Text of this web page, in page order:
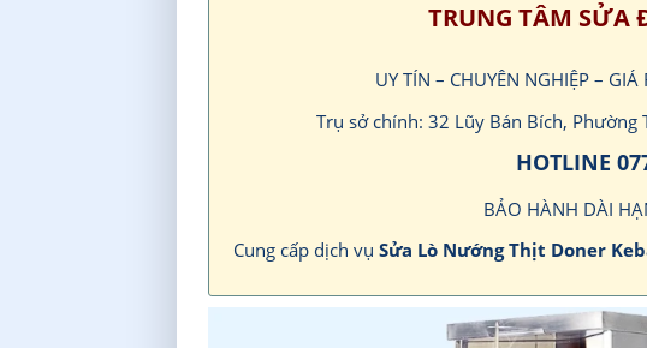
TRUNG TÂM SỬA
UY TÍN – CHUYÊN NGHIỆP –
Trụ sở chính: 32 Lũy Bán Bích, Phường
HOTLINE
BẢO HÀNH DÀI
Cung cấp dịch vụSửa Lò Nướng Thịt Doner